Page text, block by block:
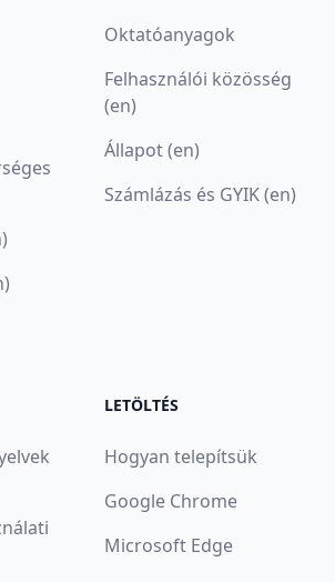
Oktatóanyagok
Felhasználói közösség
(en)
Állapot (en)
Számlázás és GYIK (en)
LETÖLTÉS
Hogyan telepítsük
Google Chrome
Microsoft Edge